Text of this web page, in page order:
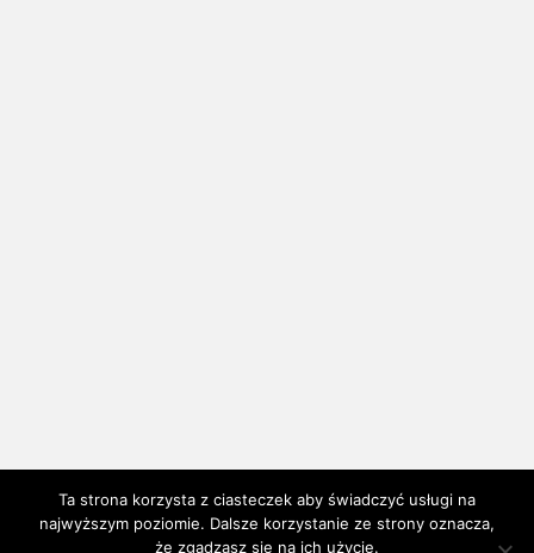
Ta strona korzysta z ciasteczek aby świadczyć usługi na
najwyższym poziomie. Dalsze korzystanie ze strony oznacza,
że zgadzasz się na ich użycie.